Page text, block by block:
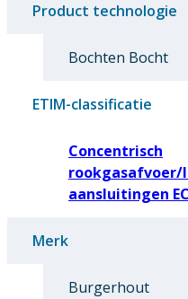
Product technologie
Bochten Bocht
ETIM-classificatie
Concentrisch
rookgasafvoer/
aansluitingen
Merk
Burgerhout